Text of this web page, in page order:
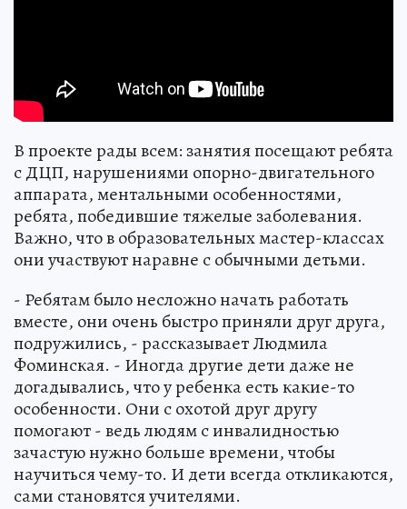
В проекте рады всем: занятия посещают ребята
с ДЦП, нарушениями опорно-двигательного
аппарата, ментальными особенностями,
ребята, победившие тяжелые заболевания.
Важно, что в образовательных мастер-классах
они участвуют наравне с обычными детьми.
- Ребятам было несложно начать работать
вместе, они очень быстро приняли друг друга,
подружились, - рассказывает Людмила
Фоминская. - Иногда другие дети даже не
догадывались, что у ребенка есть какие-то
особенности. Они с охотой друг другу
помогают - ведь людям с инвалидностью
зачастую нужно больше времени, чтобы
научиться чему-то. И дети всегда откликаются,
сами становятся учителями.